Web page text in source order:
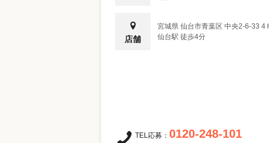
店舗
宮城県 仙台市青葉区 中央2-6-33 4
仙台駅 徒歩4分
TEL応募： 0120-248-101